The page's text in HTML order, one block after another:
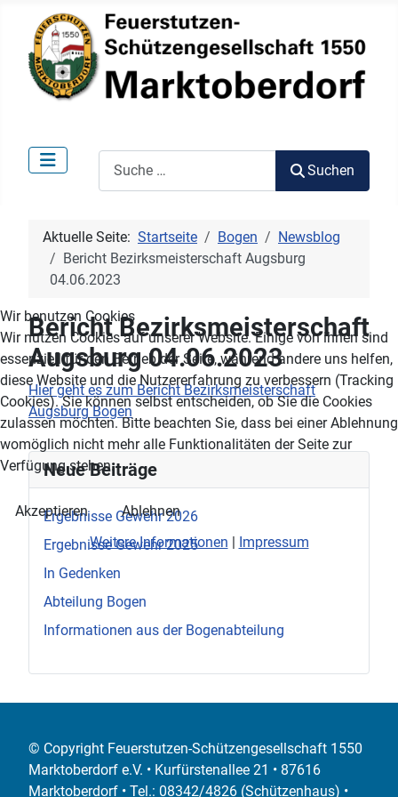
Suchen
Neue Beiträge
Ergebnisse Gewehr 2026
Ergebnisse Gewehr 2025
In Gedenken
Abteilung Bogen
Informationen aus der Bogenabteilung
Aktuelle Seite: Startseite Bogen
Newsblog
Bericht Bezirksmeisterschaft Augsburg
04.06.2023
Bericht Bezirksmeisterschaft
Augsburg 04.06.2023
Hier geht es zum Bericht Bezirksmeisterschaft
Augsburg Bogen
© Copyright Feuerstutzen-Schützengesellschaft 1550
Marktoberdorf e.V. • Kurfürstenallee 21 • 87616
Marktoberdorf • Tel.: 08342/4826 (Schützenhaus) •
Wir benutzen Cookies
Wir nutzen Cookies auf unserer Website. Einige von ihnen sind
essenziell für den Betrieb der Seite, während andere uns helfen,
diese Website und die Nutzererfahrung zu verbessern (Tracking
Cookies). Sie können selbst entscheiden, ob Sie die Cookies
zulassen möchten. Bitte beachten Sie, dass bei einer Ablehnung
womöglich nicht mehr alle Funktionalitäten der Seite zur
Verfügung stehen.
Akzeptieren
Ablehnen
Weitere Informationen | Impressum